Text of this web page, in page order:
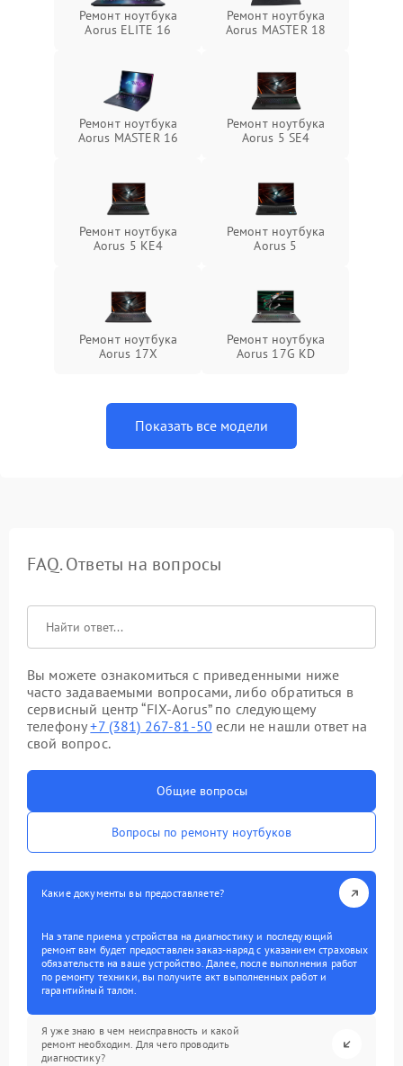
Ремонт ноутбука
Aorus ELITE 16
Ремонт ноутбука
Aorus MASTER 18
Ремонт ноутбука
Aorus MASTER 16
Ремонт ноутбука
Aorus 5 SE4
Ремонт ноутбука
Aorus 5 KE4
Ремонт ноутбука
Aorus 5
Ремонт ноутбука
Aorus 17X
Ремонт ноутбука
Aorus 17G KD
Показать все модели
FAQ. Ответы на вопросы
Вы можете ознакомиться с приведенными ниже
часто задаваемыми вопросами, либо обратиться в
сервисный центр “FIX-Aorus” по следующему
телефону+7 (381) 267-81-50 если не нашли ответ на
свой вопрос.
Общие вопросы
Вопросы по ремонту ноутбуков
Какие документы вы предоставляете?
На этапе приема устройства на диагностику и последующий
ремонт вам будет предоставлен заказ-наряд с указанием страховых
обязательств на ваше устройство. Далее, после выполнения работ
по ремонту техники, вы получите акт выполненных работ и
гарантийный талон.
Я уже знаю в чем неисправность и какой
ремонт необходим. Для чего проводить
диагностику?